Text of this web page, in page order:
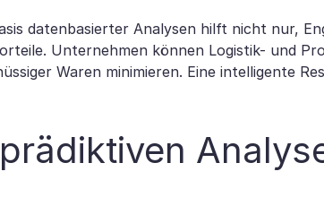
datenbasierter Analysen hilft nicht nur,
Unternehmen können Logistik- und
Waren minimieren. Eine intelligente